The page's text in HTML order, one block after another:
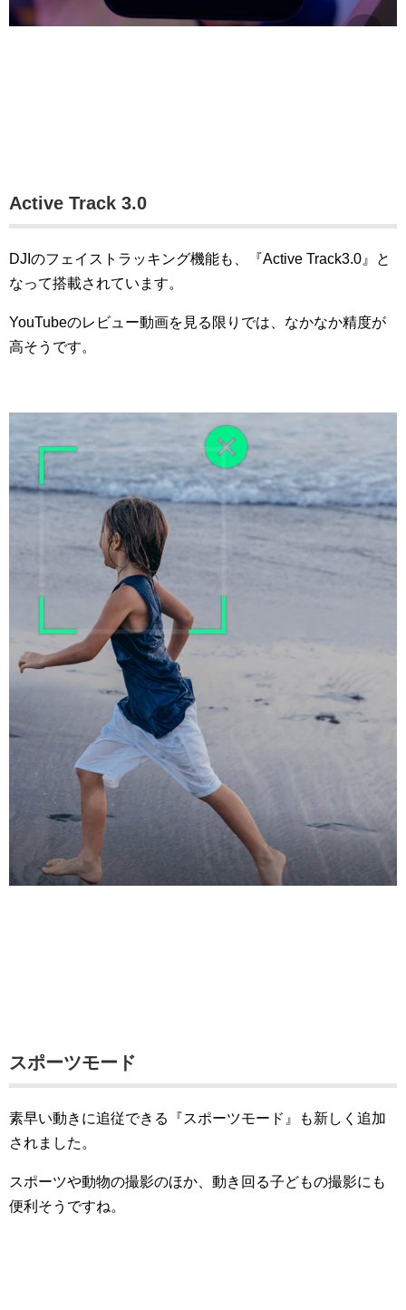
Active Track 3.0
DJIのフェイストラッキング機能も、『Active Track3.0』と
なって搭載されています。
YouTubeのレビュー動画を見る限りでは、なかなか精度が
高そうです。
スポーツモード
素早い動きに追従できる『スポーツモード』も新しく追加
されました。
スポーツや動物の撮影のほか、動き回る子どもの撮影にも
便利そうですね。